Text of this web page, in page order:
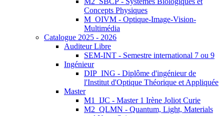
Concepts Physiques
M_OIVM - Optique-Image-Vision-
Multimédia
Catalogue 2025 - 2026
Auditeur Libre
SEM-INT - Semestre international 7 ou 9
Ingénieur
DIP_ING - Diplôme d'ingénieur de
l'Institut d'Optique Théorique et Appliquée
Master
M1_IJC - Master 1 Irène Joliot Curie
M2_QLMN - Quantum, Light, Materials